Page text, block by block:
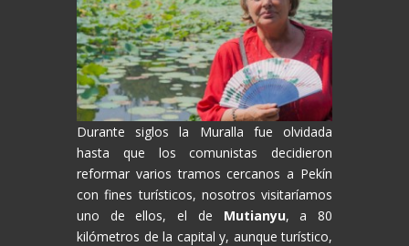
Durante siglos la Muralla fue olvidada
hasta que los comunistas decidieron
reformar varios tramos cercanos a Pekín
con fines turísticos, nosotros visitaríamos
uno de ellos, el de Mutianyu, a 80
kilómetros de la capital y, aunque turístico,